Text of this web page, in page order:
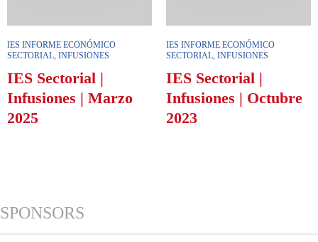
IES INFORME ECONÓMICO
SECTORIAL, INFUSIONES
IES Sectorial |
Infusiones | Marzo
2025
IES INFORME ECONÓMICO
SECTORIAL, INFUSIONES
IES Sectorial |
Infusiones | Octubre
2023
SPONSORS